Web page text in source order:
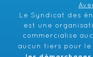
Le Syndicat des
est une
commercialise
aucun tiers pour le